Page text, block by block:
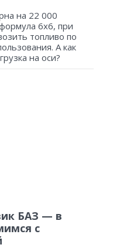
на 22 000
6х6, при
топливо по
А как
на оси?
БАЗ — в
с